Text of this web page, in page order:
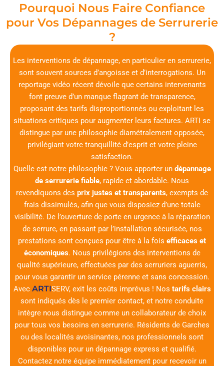
Pourquoi Nous Faire Confiance
pour Vos Dépannages de Serrurerie
?
Les interventions de dépannage, en particulier en serrurerie,
sont souvent sources d’angoisse et d’interrogations. Un
reportage vidéo récent dévoile que certains intervenants
font preuve d’un manque flagrant de transparence,
proposant des tarifs disproportionnés ou exploitant les
situations critiques pour augmenter leurs factures. ARTI se
distingue par une philosophie diamétralement opposée,
privilégiant votre tranquillité d’esprit et votre pleine
satisfaction.
Quelle est notre philosophie ? Vous apporter un dépannage
de serrurerie fiable, rapide et abordable. Nous
revendiquons des prix justes et transparents, exempts de
frais dissimulés, afin que vous disposiez d’une totale
visibilité. De l’ouverture de porte en urgence à la réparation
de serrure, en passant par l’installation sécurisée, nos
prestations sont conçues pour être à la fois efficaces et
économiques. Nous privilégions des interventions de
qualité supérieure, effectuées par des serruriers aguerris,
pour vous garantir un service pérenne et sans concession.
Avec ARTISERV, exit les coûts imprévus ! Nos tarifs clairs
sont indiqués dès le premier contact, et notre conduite
intègre nous distingue comme un collaborateur de choix
pour tous vos besoins en serrurerie. Résidents de Garches
ou des localités avoisinantes, nos professionnels sont
disponibles pour un dépannage express et qualifié.
Contactez notre équipe immédiatement pour recevoir un